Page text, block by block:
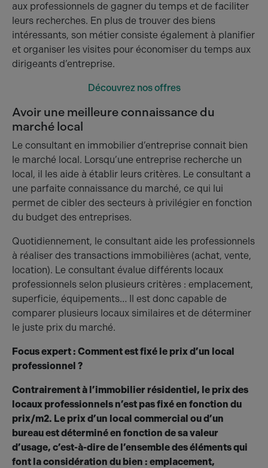
aux professionnels de gagner du temps et de faciliter
leurs recherches. En plus de trouver des biens
intéressants, son métier consiste également à planifier
et organiser les visites pour économiser du temps aux
dirigeants d’entreprise.
Découvrez nos offres
Avoir une meilleure connaissance du
marché local
Le consultant en immobilier d’entreprise connait bien
le marché local. Lorsqu’une entreprise recherche un
local, il les aide à établir leurs critères. Le consultant a
une parfaite connaissance du marché, ce qui lui
permet de cibler des secteurs à privilégier en fonction
du budget des entreprises.
Quotidiennement, le consultant aide les professionnels
à réaliser des transactions immobilières (achat, vente,
location). Le consultant évalue différents locaux
professionnels selon plusieurs critères : emplacement,
superficie, équipements… Il est donc capable de
comparer plusieurs locaux similaires et de déterminer
le juste prix du marché.
Focus expert : Comment est fixé le prix d’un local
professionnel ?
Contrairement à l’immobilier résidentiel, le prix des
locaux professionnels n’est pas fixé en fonction du
prix/m2. Le prix d’un local commercial ou d’un
bureau est déterminé en fonction de sa valeur
d’usage, c’est-à-dire de l’ensemble des éléments qui
font la considération du bien : emplacement,